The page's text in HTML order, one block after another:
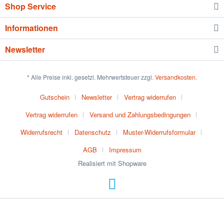
Shop Service
Informationen
Newsletter
* Alle Preise inkl. gesetzl. Mehrwertsteuer zzgl. Versandkosten.
Gutschein Newsletter
Vertrag widerrufen
Vertrag widerrufen
Versand und Zahlungsbedingungen
Widerrufsrecht
Datenschutz
Muster-Widerrufsformular
AGB
Impressum
Realisiert mit Shopware